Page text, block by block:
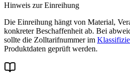
Hinweis zur Einreihung
Die Einreihung hängt von Material,
konkreter Beschaffenheit ab. Bei
sollte die Zolltarifnummer im
Produktdaten geprüft werden.